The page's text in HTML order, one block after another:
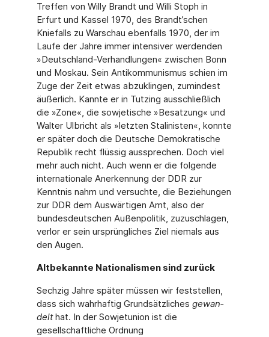
Treffen von Willy Brandt und Willi Stoph in
Erfurt und Kassel 1970, des Brandt’schen
Kniefalls zu Warschau ebenfalls 1970, der im
Laufe der Jahre immer intensiver werdenden
»Deutschland-Verhandlungen« zwischen Bonn
und Moskau. Sein Antikommunismus schien im
Zuge der Zeit etwas abzuklingen, zumindest
äußerlich. Kannte er in Tutzing ausschließlich
die »Zone«, die sowjetische »Besatzung« und
Walter Ulbricht als »letzten Stalinisten«, konnte
er später doch die Deutsche Demokratische
Repu­blik recht flüssig aussprechen. Doch viel
mehr auch nicht. Auch wenn er die folgende
inter­nationale Anerkennung der DDR zur
Kenntnis nahm und versuchte, die Beziehungen
zur DDR dem Auswärtigen Amt, also der
bundesdeutschen Außenpolitik, zuzuschlagen,
verlor er sein ursprüngliches Ziel niemals aus
den Augen.
Altbekannte Nationalismen sind zurück
Sechzig Jahre später müssen wir feststellen,
dass sich wahrhaftig Grundsätzliches gewan­
delthat. In der Sowjetunion ist die
gesellschaftliche Ordnung